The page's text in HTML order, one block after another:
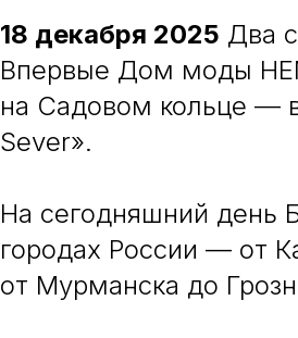
18 декабря 2025 Два
Впервые Дом моды
на Садовом кольце —
Sever».
На сегодняшний день
городах России — от
от Мурманска до